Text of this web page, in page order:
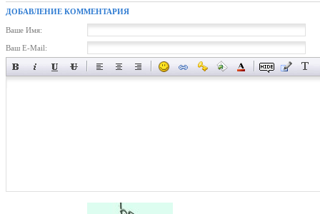
ДОБАВЛЕНИЕ КОММЕНТАРИЯ
Ваше Имя:
Ваш E-Mail: